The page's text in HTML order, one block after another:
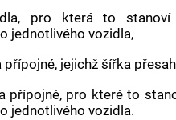
pro která to stanoví
jednotlivého vozidla,
jejichž šířka
přípojné, pro které to
jednotlivého vozidla.